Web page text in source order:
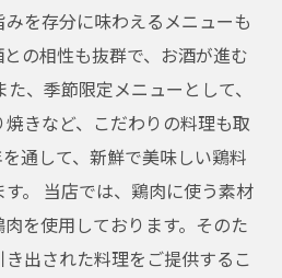
を存分に味わえるメニューも
の相性も抜群で、お酒が進む
、季節限定メニューとして、
きなど、こだわりの料理も取
通して、新鮮で美味しい鶏料
。 当店では、鶏肉に使う素材
を使用しております。そのた
出された料理をご提供するこ